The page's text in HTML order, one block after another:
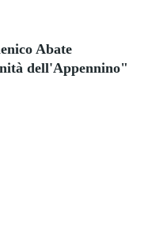
Abate
dell'Appennino"